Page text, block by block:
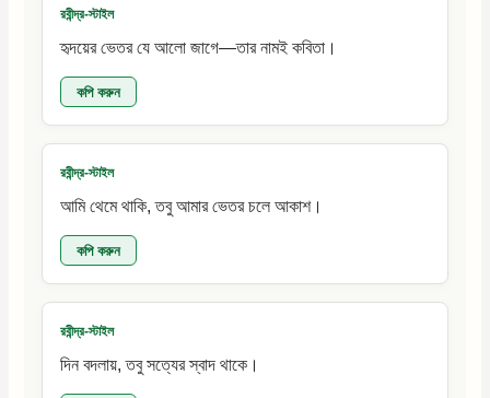
রবীন্দ্র-স্টাইল
হৃদয়ের ভেতর যে আলো জাগে—তার নামই কবিতা।
কপি করুন
রবীন্দ্র-স্টাইল
আমি থেমে থাকি, তবু আমার ভেতর চলে আকাশ।
কপি করুন
রবীন্দ্র-স্টাইল
দিন বদলায়, তবু সত্যের স্বাদ থাকে।